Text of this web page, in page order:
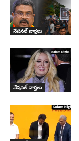
నేషనల్ వార్తలు
నేషనల్ వార్తలు